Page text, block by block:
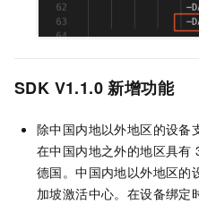
SDK V1.1.0 新增功能
除中国内地以外地区的设备
在中国内地之外的地区具有
德国。中国内地以外地区的
加坡激活中心。在设备绑定